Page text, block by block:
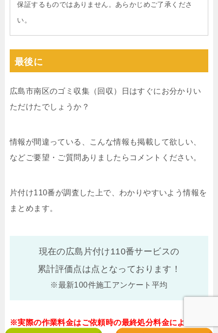
保証するものではありません。あらかじめご了承くださ
い。
最後に
広島市南区のゴミ収集（回収）日はすぐにお分かりい
ただけたでしょうか？
情報が間違っている、こんな情報も掲載して欲しい、
などご要望・ご質問ありましたらコメントください。
片付け110番が調査した上で、わかりやすいよう情報を
まとめます。
現在の広島片付け110番サービスの
累計評価点は点となっております！
※最新100件施工アンケート平均
※実際の作業料金はご依頼時の最終処分料金によって